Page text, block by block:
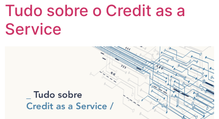
Tudo sobre o Credit as a
Service